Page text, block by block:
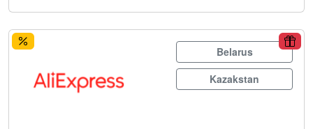
Belarus
Kazakstan